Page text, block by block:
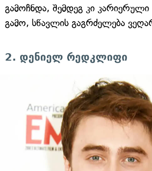
გამოჩნდა, შემდეგ კი კარიერული
გამო, სწავლის გაგრძელება
2. დენიელ რედკლიფი